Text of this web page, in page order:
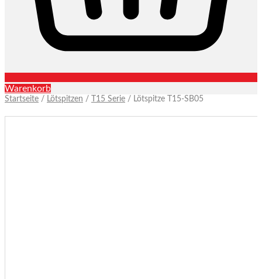
Warenkorb
Startseite / Lötspitzen / T15 Serie / Lötspitze T15-SB05